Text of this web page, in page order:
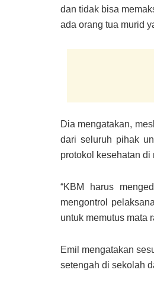
dan tidak bisa
ada orang tua murid
Dia mengatakan,
dari seluruh pihak
protokol kesehatan di
“KBM harus
mengontrol
untuk memutus mata
Emil mengatakan
setengah di sekolah